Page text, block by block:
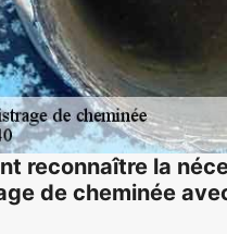
reconnaître la
de cheminée